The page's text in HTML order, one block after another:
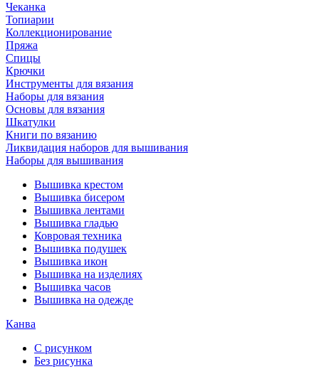
Чеканка
Топиарии
Коллекционирование
Пряжа
Спицы
Крючки
Инструменты для вязания
Наборы для вязания
Основы для вязания
Шкатулки
Книги по вязанию
Ликвидация наборов для вышивания
Наборы для вышивания
Вышивка крестом
Вышивка бисером
Вышивка лентами
Вышивка гладью
Ковровая техника
Вышивка подушек
Вышивка икон
Вышивка на изделиях
Вышивка часов
Вышивка на одежде
Канва
С рисунком
Без рисунка